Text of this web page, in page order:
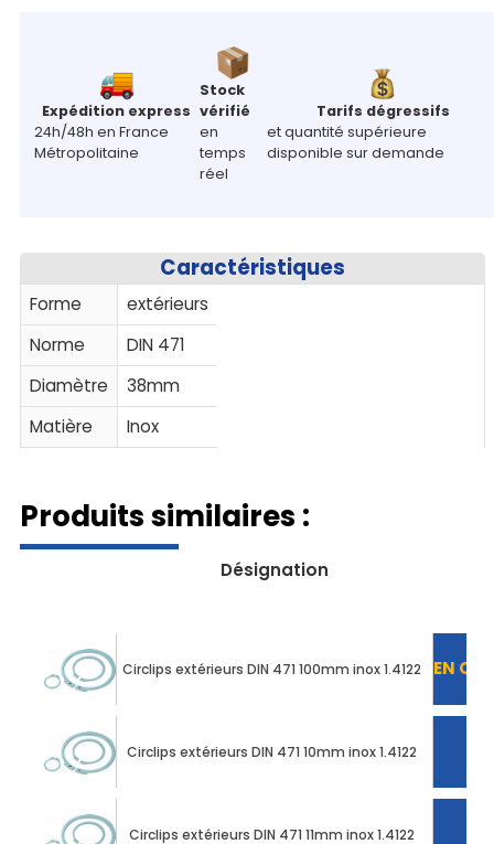
Expédition express
24h/48h en France
Métropolitaine
Stock
vérifié
en
temps
réel
Tarifs dégressifs
et quantité supérieure
disponible sur demande
Caractéristiques
Forme
extérieurs
Norme
DIN 471
Diamètre
38mm
Matière
Inox
Produits similaires :
Désignation
Circlips extérieurs DIN 471 100mm inox 1.4122 EN
Circlips extérieurs DIN 471 10mm inox 1.4122
Circlips extérieurs DIN 471 11mm inox 1.4122